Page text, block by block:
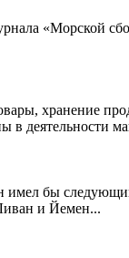
«Морской
хранение
в
имел бы
и Йемен...